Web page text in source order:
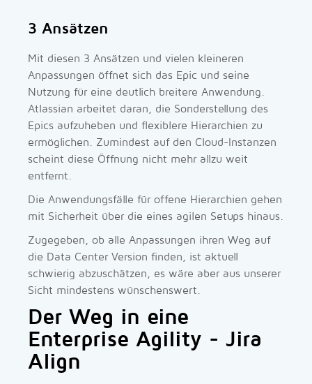
3 Ansätzen
Mit diesen 3 Ansätzen und vielen kleineren
Anpassungen öffnet sich das Epic und seine
Nutzung für eine deutlich breitere Anwendung.
Atlassian arbeitet daran, die Sonderstellung des
Epics aufzuheben und flexiblere Hierarchien zu
ermöglichen. Zumindest auf den Cloud-Instanzen
scheint diese Öffnung nicht mehr allzu weit
entfernt.
Die Anwendungsfälle für offene Hierarchien gehen
mit Sicherheit über die eines agilen Setups hinaus.
Zugegeben, ob alle Anpassungen ihren Weg auf
die Data Center Version finden, ist aktuell
schwierig abzuschätzen, es wäre aber aus unserer
Sicht mindestens wünschenswert.
Der Weg in eine
Enterprise Agility - Jira
Align